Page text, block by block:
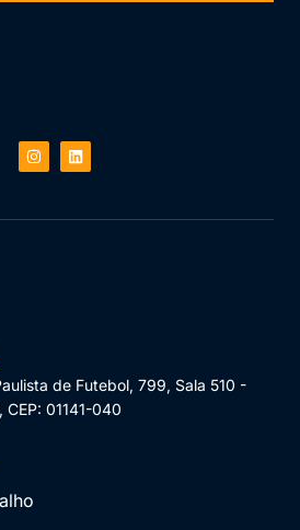
de Futebol, 799, Sala 510 -
CEP: 01141-040